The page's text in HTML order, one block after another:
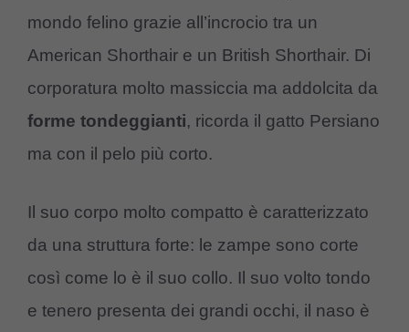
mondo felino grazie all’incrocio tra un
American Shorthair e un British Shorthair. Di
corporatura molto massiccia ma addolcita da
forme tondeggianti, ricorda il gatto Persiano
ma con il pelo più corto.
Il suo corpo molto compatto è caratterizzato
da una struttura forte: le zampe sono corte
così come lo è il suo collo. Il suo volto tondo
e tenero presenta dei grandi occhi, il naso è